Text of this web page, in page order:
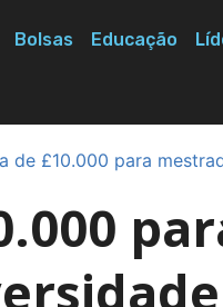
Bolsas Educação
de £10.000 para